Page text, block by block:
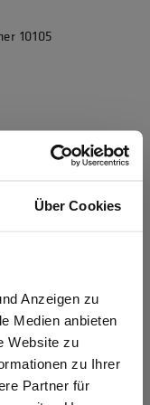
Über Cookies
Anzeigen zu
Medien anbieten
Website zu
zu Ihrer
Partner für
10105
für
mit integrierter
standbin. Alle